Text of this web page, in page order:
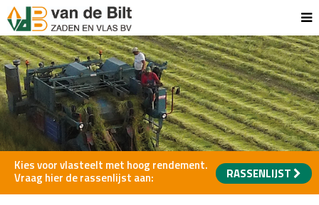
RASSENLIJST
Kies voor vlasteelt met hoog rendement.
Vraag hier de rassenlijst aan: